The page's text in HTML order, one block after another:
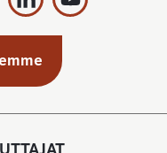
TELA ry X:ssä
TELA ryTELA
Työeläkevakuuttajat